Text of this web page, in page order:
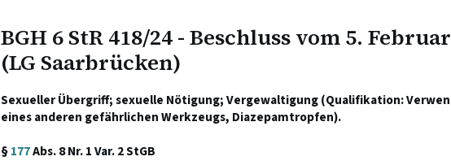
BGH 6 StR 418/24 - Beschluss vom 5.
(LG Saarbrücken)
Sexueller Übergriff; sexuelle Nötigung; Vergewaltigung (Qualifikation:
eines anderen gefährlichen Werkzeugs, Diazepamtropfen).
§177Abs. 8 Nr. 1 Var. 2 StGB